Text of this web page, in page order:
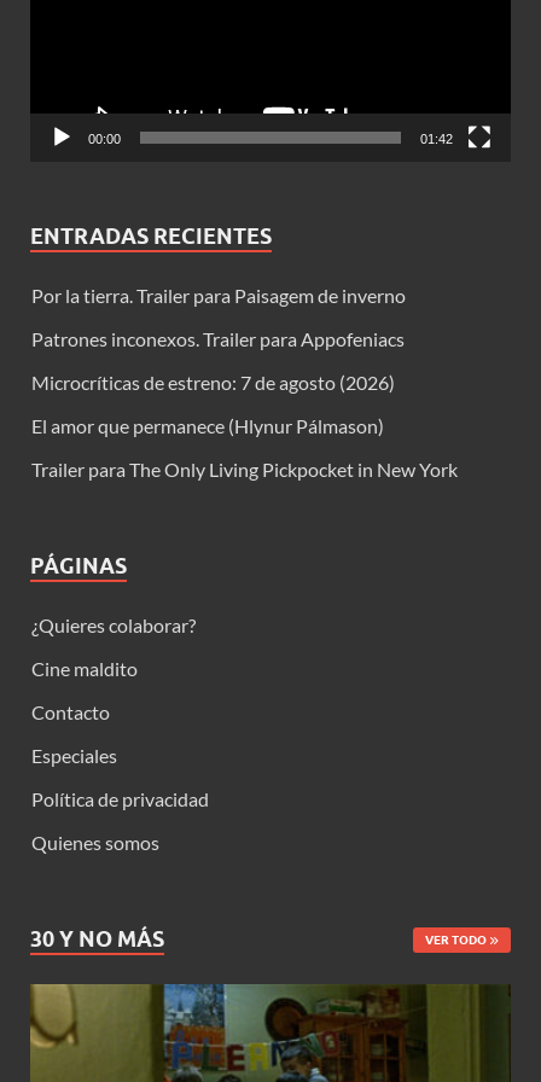
00:00 01:42
ENTRADAS RECIENTES
Por la tierra. Trailer para Paisagem de inverno
Patrones inconexos. Trailer para Appofeniacs
Microcríticas de estreno: 7 de agosto (2026)
El amor que permanece (Hlynur Pálmason)
Trailer para The Only Living Pickpocket in New York
PÁGINAS
¿Quieres colaborar?
Cine maldito
Contacto
Especiales
Política de privacidad
Quienes somos
30 Y NO MÁS VER TODO